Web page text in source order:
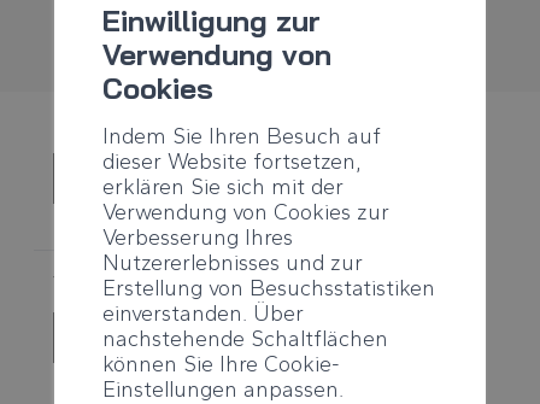
Geschlecht *
Vorname*
Einwilligung zur
Verwendung von
Cookies
Indem Sie Ihren Besuch auf
dieser Website fortsetzen,
erklären Sie sich mit der
Verwendung von Cookies zur
Verbesserung Ihres
Nutzererlebnisses und zur
Erstellung von Besuchsstatistiken
einverstanden. Über
nachstehende Schaltflächen
können Sie Ihre Cookie-
Einstellungen anpassen.